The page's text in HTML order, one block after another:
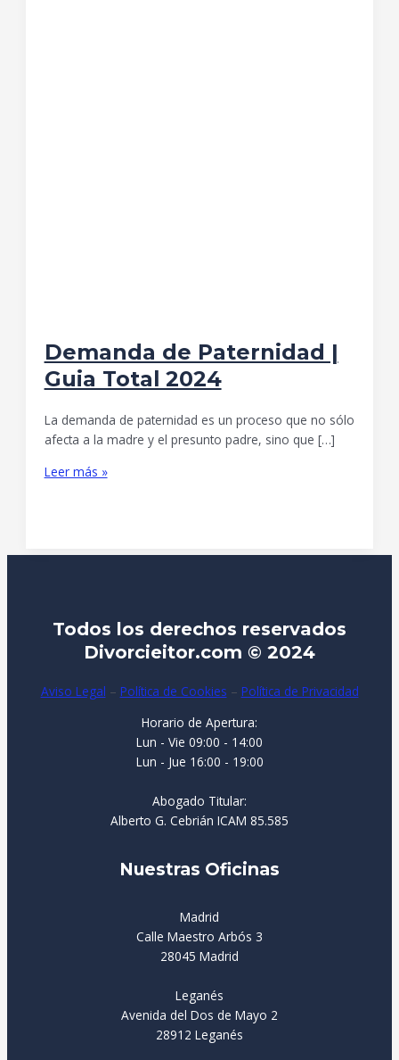
Demanda de Paternidad |
Guia Total 2024
La demanda de paternidad es un proceso que no sólo
afecta a la madre y el presunto padre, sino que […]
Leer más »
Todos los derechos reservados
Divorcieitor.com © 2024
Aviso Legal – Política de Cookies – Política de Privacidad
Horario de Apertura:
Lun - Vie 09:00 - 14:00
Lun - Jue 16:00 - 19:00
Abogado Titular:
Alberto G. Cebrián ICAM 85.585
Nuestras Oficinas
Madrid
Calle Maestro Arbós 3
28045 Madrid
Leganés
Avenida del Dos de Mayo 2
28912 Leganés